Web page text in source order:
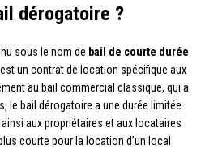
dérogatoire ?
sous le nom de bail de courte durée
un contrat de location spécifique aux
au bail commercial classique, qui a
le bail dérogatoire a une durée limitée
aux propriétaires et aux locataires
courte pour la location d’un local